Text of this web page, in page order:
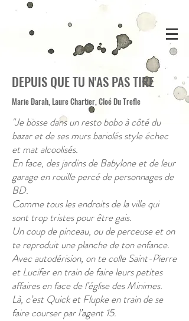
DEPUIS QUE TU N'AS PAS TIRE
Marie Darah, Laure Chartier, Cloé Du Trefle
"Je bosse dans un restobobo à côté du
bazar et de ses murs bariolés style échec
et mat alcoolisés.
En face, des jardins de Babylone et de leur
garage en rouille percé de personnages de
BD.
Comme tous les endroits de la ville qui
sont trop tristes pour être gais.
Un coup de pinceau, ou de perceuse et on
te reproduit une planche de ton enfance.
Avec autodérision, on te colle Saint-Pierre
et Lucifer en train de faire leurs petites
affaires en face de l’église des Minimes.
Là, c’est Quick et Flupke en train de se
faire courser par l’agent 15.